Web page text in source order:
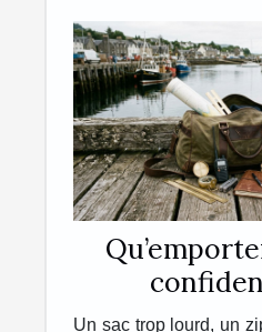
navigateurs
Un sac trop lourd, un